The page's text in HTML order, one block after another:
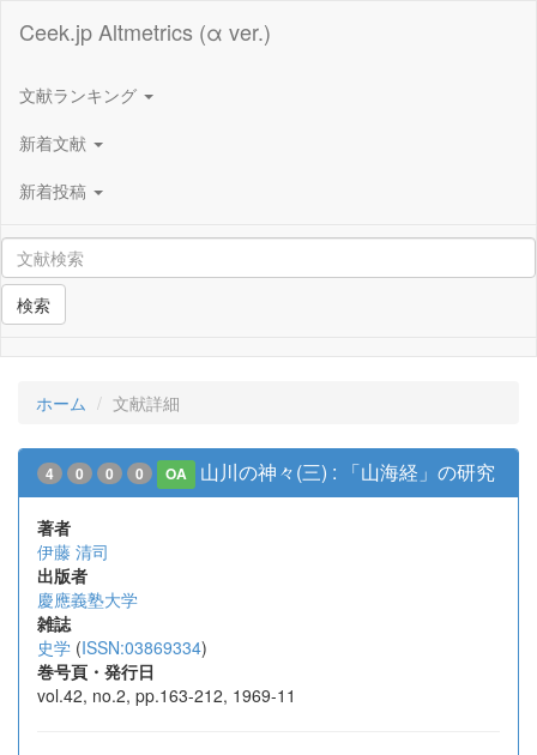
Ceek.jp Altmetrics (α ver.)
文献ランキング
新着文献
新着投稿
検索
ホーム 文献詳細
4 0 0 0 OA 山川の神々(三) : 「山海経」の研究
著者
伊藤 清司
出版者
慶應義塾大学
雑誌
史学 (ISSN:03869334)
巻号頁・発行日
vol.42, no.2, pp.163-212, 1969-11